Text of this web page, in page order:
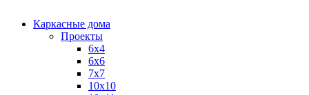
Каркасные дома
Проекты
6х4
6х6
7х7
10х10